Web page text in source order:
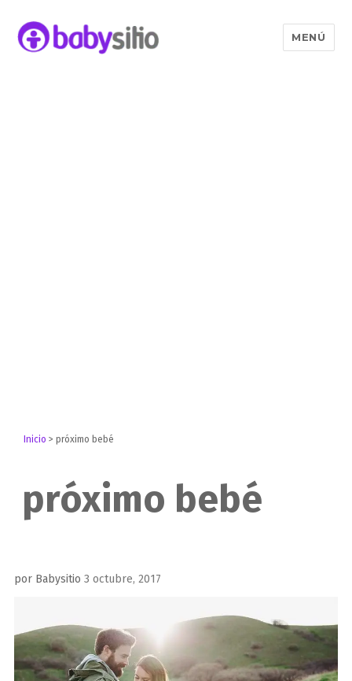
MENÚ
Inicio >próximo bebé
próximo bebé
por Babysitio Publicado
3 octubre, 2017